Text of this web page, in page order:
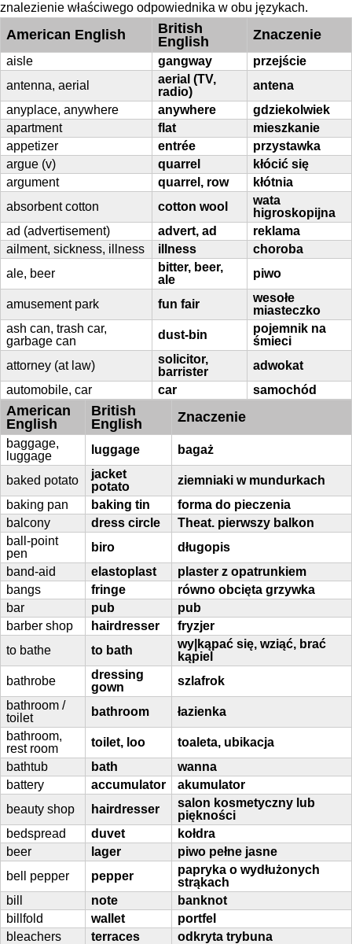
znalezienie właściwego odpowiednika w obu językach.
American English
British
English
Znaczenie
aisle gangway
przejście
antenna, aerial
aerial (TV,
radio)
antena
anyplace, anywhere
anywhere
gdziekolwiek
apartment
flat
mieszkanie
appetizer
entrée
przystawka
argue (v)
quarrel
kłócić się
argument
quarrel, row
kłótnia
absorbent cotton
cotton wool
wata
higroskopijna
ad (advertisement)
advert, ad
reklama
ailment, sickness, illness
illness
choroba
ale, beer
bitter, beer,
ale
piwo
amusement park fun fair
wesołe
miasteczko
ash can, trash car,
garbage can
dust-bin
pojemnik na
śmieci
attorney (at law)
solicitor,
barrister
adwokat
automobile, car
car samochód
American
English
British
English
Znaczenie
baggage,
luggage
luggage bagaż
baked potato
jacket
potato
ziemniaki w mundurkach
baking pan
baking tin
forma do pieczenia
balcony
dress circle
Theat. pierwszy balkon
ball-point
pen
biro
długopis
band-aid
elastoplast
plaster z opatrunkiem
bangs
fringe
równo obcięta grzywka
bar
pub
pub
barber shop
hairdresser
fryzjer
to bathe
to bath
wy|kąpać się, wziąć, brać
kąpiel
bathrobe
dressing
gown
szlafrok
bathroom /
toilet
bathroom
łazienka
bathroom,
rest room
toilet, loo
toaleta, ubikacja
bathtub
bath
wanna
battery
accumulator
akumulator
beauty shop
hairdresser
salon kosmetyczny lub
piękności
bedspread
duvet
kołdra
beer
lager
piwo pełne jasne
bell pepper
pepper
papryka o wydłużonych
strąkach
bill
note
banknot
billfold
wallet
portfel
bleachers
terraces
odkryta trybuna